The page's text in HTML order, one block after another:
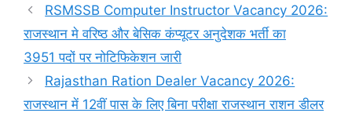
RSMSSB Computer Instructor Vacancy 2026:
राजस्थान मे वरिष्ठ और बेसिक कंप्यूटर अनुदेशक भर्ती का
3951 पदों पर नोटिफिकेशन जारी
Rajasthan Ration Dealer Vacancy 2026:
राजस्थान में 12वीं पास के लिए बिना परीक्षा राजस्थान राशन डीलर